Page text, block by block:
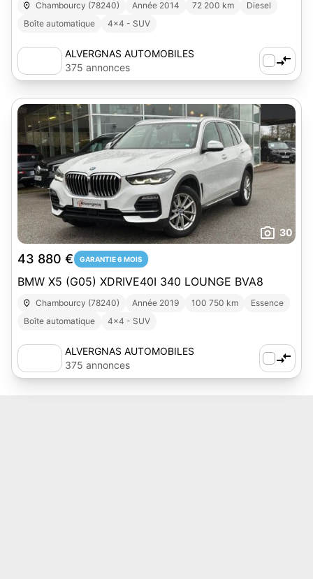
Chambourcy (78240) Année 2014 72 200 km
Diesel
Boîte automatique
4x4 - SUV
ALVERGNAS AUTOMOBILES
375 annonces
30
43 880 € GARANTIE 6 MOIS
BMW X5 (G05) XDRIVE40I 340 LOUNGE BVA8
Chambourcy (78240) Année 2019 100 750 km
Essence
Boîte automatique
4x4 - SUV
ALVERGNAS AUTOMOBILES
375 annonces